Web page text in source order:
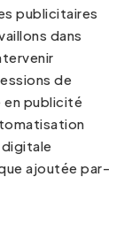
publicitaires
dans
de
en publicité
digitale
ajoutée par-